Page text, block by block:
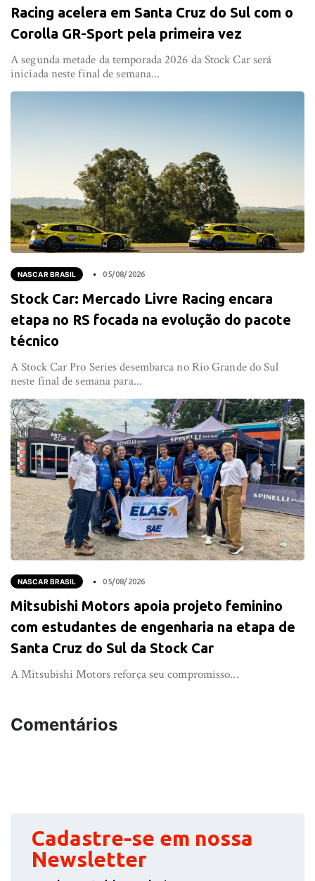
Racing acelera em Santa Cruz do Sul com o
Corolla GR-Sport pela primeira vez
A segunda metade da temporada 2026 da Stock Car será
iniciada neste final de semana...
NASCAR BRASIL 05/08/2026
Stock Car: Mercado Livre Racing encara
etapa no RS focada na evolução do pacote
técnico
A Stock Car Pro Series desembarca no Rio Grande do Sul
neste final de semana para...
NASCAR BRASIL 05/08/2026
Mitsubishi Motors apoia projeto feminino
com estudantes de engenharia na etapa de
Santa Cruz do Sul da Stock Car
A Mitsubishi Motors reforça seu compromisso...
Comentários
Cadastre-se em nossa
Newsletter